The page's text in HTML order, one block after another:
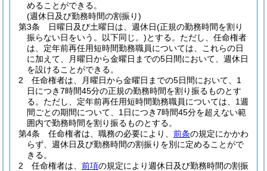
めることができる。
(週休日及び勤務時間の割振り)
第3条
日曜日及び土曜日は、週休日(正規の勤務時間を割り
振らない日をいう。以下同じ。)とする。 ただし、任命権者
は、定年前再任用短時間勤務職員については、これらの日
に加えて、月曜日から金曜日までの5日間において、週休日
を設けることができる。
2
任命権者は、月曜日から金曜日までの5日間において、1
日につき7時間45分の正規の勤務時間を割り振るものとす
る。 ただし、定年前再任用短時間勤務職員については、1週
間ごとの期間について、1日につき7時間45分を超えない範
囲内で勤務時間を割り振るものとする。
第4条
任命権者は、職務の必要により、 前条の規定にかかわ
らず、週休日及び勤務時間の割振りを別に定めることがで
きる。
2
任命権者は、 前項の規定により週休日及び勤務時間の割振